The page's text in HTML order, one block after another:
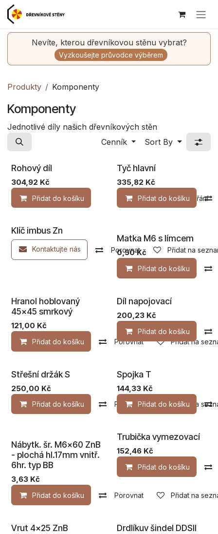
Skip to Content
Nevíte, kterou dřevníkovou stěnu vybrat?
Vyzkoušejte průvodce výběrem
Produkty Komponenty
Komponenty
Jednotlivé díly našich dřevníkových stěn
Cenník
Sort By
Rohový díl
304,92 Kč
Přidat do košíku Přidat na seznam přání
Tyč hlavní
335,82 Kč
Přidat do košíku
Klíč imbus Zn
Kontaktujte nás Porovnat Přidat na
Novinka!
Matka M6 s límcem
0,50Kč
Přidat do košíku
Hranol hoblovaný
45x45 smrkový
121,00 Kč
Přidat do košíku Porovnat Přidat na
Díl napojovací
200,23Kč
Přidat do košíku
Střešní držák S
250,00 Kč
Přidat do košíku Porovnat Přidat na
Spojka T
144,33Kč
Přidat do košíku
Nábytk. šr. M6x60 ZnB
- plochá hl.17mm vnitř.
6hr. typ BB
3,63 Kč
Přidat do košíku Porovnat Přidat na
Trubička vymezovací
152,46Kč
Přidat do košíku
Vrut 4x25 ZnB
Drdlíkuv šindel DDSII